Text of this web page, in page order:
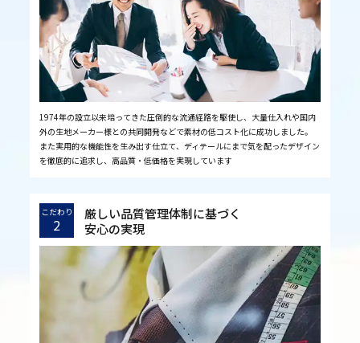
1974年の設立以来培ってきた圧倒的な流通経路を駆使し、大量仕入れや国内
外の生地メーカー様との共同開発などで素材の低コスト化に成功しました。
また実用的な機能性を生み出す仕立て、ディテールにまで気を配ったデザイン
を徹底的に追求し、高品質・低価格を実現しています
こだわり
2
厳しい品質管理体制に基づく
安心の実現